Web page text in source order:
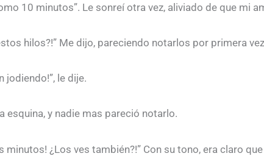
10 minutos”. Le sonreí otra vez, aliviado de que mi
hilos?!” Me dijo, pareciendo notarlos por primera
jodiendo!”, le dije.
esquina, y nadie mas pareció notarlo.
minutos! ¿Los ves también?!” Con su tono, era claro